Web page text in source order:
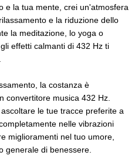
e la tua mente, crei un'atmosfera
e la riduzione dello
la meditazione, lo yoga o
effetti calmanti di 432 Hz ti
la costanza è
convertitore musica 432 Hz.
le tue tracce preferite a
nelle vibrazioni
miglioramenti nel tuo umore,
generale di benessere.